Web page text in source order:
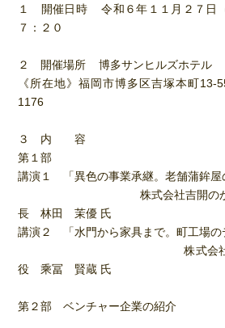
１ 開催日時 令和６年１１月２７日
７：２０
２ 開催場所 博多サンヒルズホテル
《所在地》福岡市博多区吉塚本町
1176
３ 内 容
第１部
講演１ 「異色の事業承継。老舗蒲鉾
株式会社吉開のかまぼ
長 林田 茉優 氏
講演２ 「水門から家具まで。町工場
株式会社乗富鉄工
役 乘冨 賢蔵 氏
第２部 ベンチャー企業の紹介